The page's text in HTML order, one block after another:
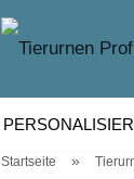
Startseite »